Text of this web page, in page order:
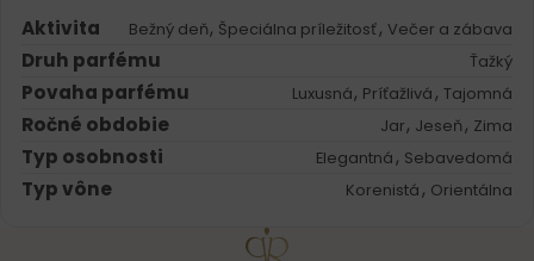
Aktivita Bežný deň, Špeciálna príležitosť, Večer a zábava
Druh parfému Ťažký
Povaha parfému Luxusná, Príťažlivá, Tajomná
Ročné obdobie Jar, Jeseň, Zima
Typ osobnosti Elegantná, Sebavedomá
Typ vône Korenistá, Orientálna